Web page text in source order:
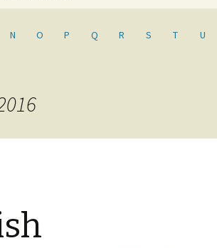
N O P Q R S T U